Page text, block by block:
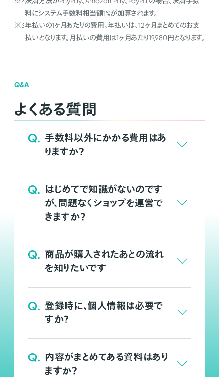
料にシステム手数料相当額1%が加算されます。
※3年払いの1ヶ月あたりの費用。年払いは、12ヶ月まとめてのお支
払いとなります。月払いの費用は1ヶ月あたり19,980円となります。
Q&A
よくある質問
Q. 手数料以外にかかる費用はあ
りますか？
Q. はじめてで知識がないのです
が、問題なくショップを運営で
きますか？
Q. 商品が購入されたあとの流れ
を知りたいです
Q. 登録時に、個人情報は必要で
すか？
Q. 内容がまとめてある資料はあり
ますか？